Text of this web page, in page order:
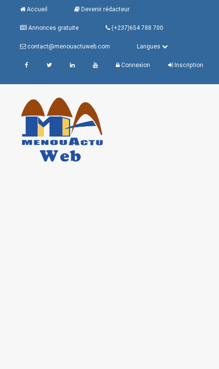
Accueil Devenir rédacteur
Annonces gratuite (+237)654 788 700
contact@menouactuweb.com Langues
Connexion Inscription